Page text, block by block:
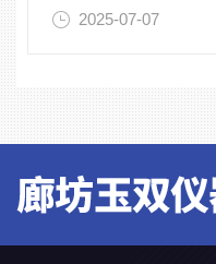
2025-07-07